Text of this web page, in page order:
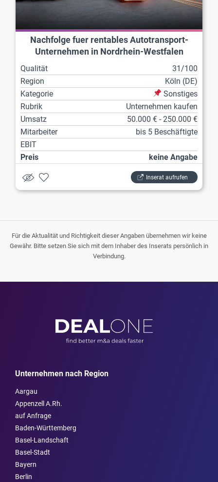
Nachfolge fuer rentables Autotransport-
Unternehmen in Nordrhein-Westfalen
Qualität
31/100
Region
Köln (DE)
Kategorie
Sonstiges
Rubrik
Unternehmen kaufen
Umsatz
50.000 € - 250.000 €
Mitarbeiter
bis 5 Beschäftigte
EBIT
Preis
keine Angabe
Inserat aufrufen
Für die Aktualität und Richtigkeit dieser Angaben übernehmen wir keine
Gewähr. Bitte setzen Sie sich mit dem Inhaber des Inserats persönlich in
Verbindung.
Unternehmen nach Region
Aargau
Appenzell A.Rh.
auf Anfrage
Baden-Württemberg
Basel-Landschaft
Basel-Stadt
Bayern
Berlin